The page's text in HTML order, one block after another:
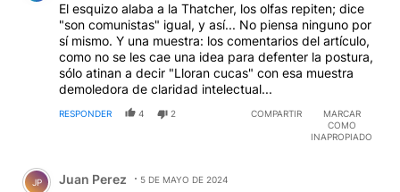
El esquizo alaba a la Thatcher, los olfas repiten; dice
"son comunistas" igual, y así... No piensa ninguno por
sí mismo. Y una muestra: los comentarios del artículo,
como no se les cae una idea para defenter la postura,
sólo atinan a decir "Lloran cucas" con esa muestra
demoledora de claridad intelectual...
RESPONDER 4 2 COMPARTIR
MARCAR
COMO
INAPROPIADO
Comentario de Juan Perez.
JP Juan Perez 5 DE MAYO DE 2024